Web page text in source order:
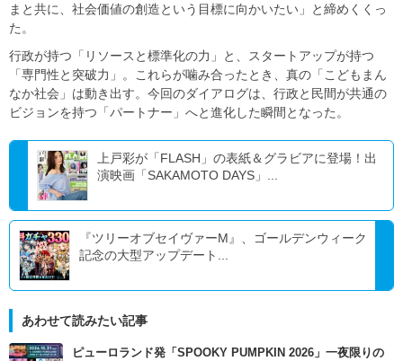
まと共に、社会価値の創造という目標に向かいたい」と締めくくっ
た。
行政が持つ「リソースと標準化の力」と、スタートアップが持つ
「専門性と突破力」。これらが噛み合ったとき、真の「こどもまん
なか社会」は動き出す。今回のダイアログは、行政と民間が共通の
ビジョンを持つ「パートナー」へと進化した瞬間となった。
上戸彩が「FLASH」の表紙＆グラビアに登場！出
演映画「SAKAMOTO DAYS」...
『ツリーオブセイヴァーM』、ゴールデンウィーク
記念の大型アップデート...
あわせて読みたい記事
ピューロランド発「SPOOKY PUMPKIN 2026」一夜限りの